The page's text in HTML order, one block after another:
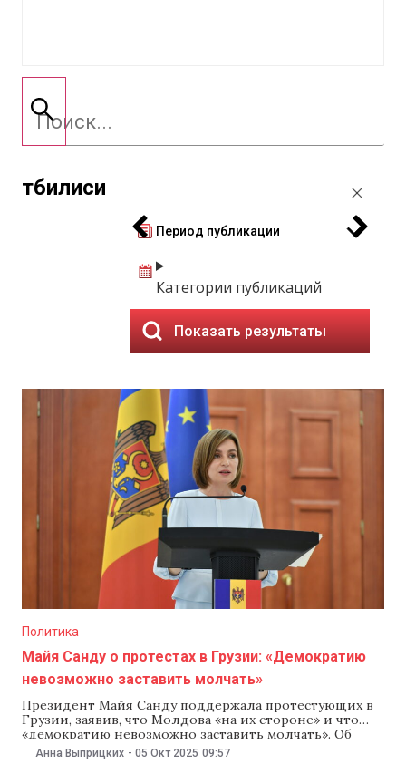
тбилиси
Период публикации
Категории публикаций
Показать результаты
Политика
Майя Санду о протестах в Грузии: «Демократию
невозможно заставить молчать»
Президент Майя Санду поддержала протестующих в
Грузии, заявив, что Молдова «на их стороне» и что
«демократию невозможно заставить молчать». Об
этом глава государства написала 4 октября в соцсети
X.«Мои мысли с народом Грузии, который защищает
Анна Выприцких - 05 Окт 2025 09:57